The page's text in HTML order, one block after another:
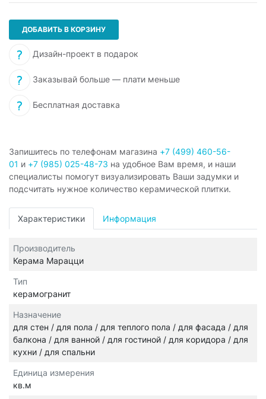
ДОБАВИТЬ В КОРЗИНУ
Дизайн-проект в подарок
Заказывай больше — плати меньше
Бесплатная доставка
Запишитесь по телефонам магазина +7 (499) 460-56-
01 и +7 (985) 025-48-73 на удобное Вам время, и наши
специалисты помогут визуализировать Ваши задумки и
подсчитать нужное количество керамической плитки.
Характеристики Информация
Производитель
Керама Марацци
Тип
керамогранит
Назначение
для стен / для пола / для теплого пола / для фасада / для
балкона / для ванной / для гостиной / для коридора / для
кухни / для спальни
Единица измерения
кв.м